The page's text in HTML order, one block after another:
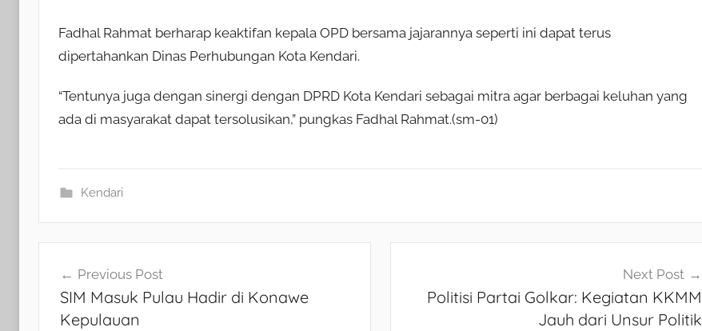
Fadhal Rahmat berharap keaktifan kepala OPD bersama jajarannya seperti ini dapat terus
dipertahankan Dinas Perhubungan Kota Kendari.
“Tentunya juga dengan sinergi dengan DPRD Kota Kendari sebagai mitra agar berbagai keluhan yang
ada di masyarakat dapat tersolusikan,” pungkas Fadhal Rahmat.(sm-01)
Kendari
Navigasi
pos
Previous Post
SIM Masuk Pulau Hadir di Konawe
Kepulauan
Next Post
Politisi Partai Golkar: Kegiatan KKMM
Jauh dari Unsur Politik